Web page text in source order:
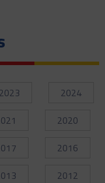
2023
2024
2020
2016
2012